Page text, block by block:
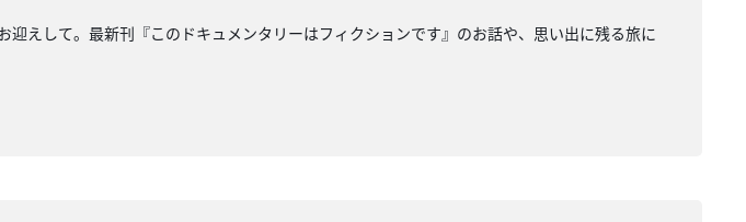
えして。最新刊『このドキュメンタリーはフィクションです』のお話や、思い出に残る旅に